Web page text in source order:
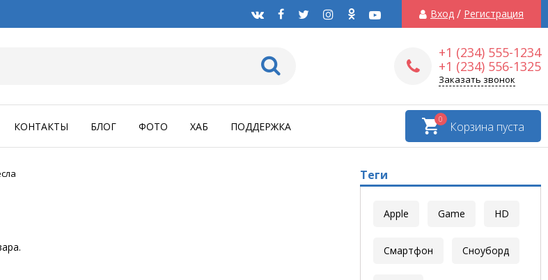
Вход / Регистрация
+1 (234) 555-1234
+1 (234) 556-1325
Заказать звонок
Корзина пуста
0
КОНТАКТЫ БЛОГ ФОТО ХАБ ПОДДЕРЖКА
Теги
Apple Game HD
Смартфон Сноуборд